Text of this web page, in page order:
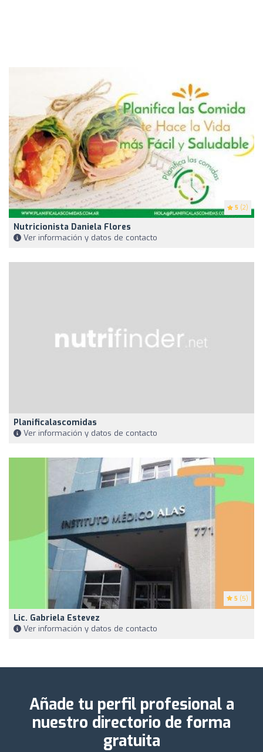
5 (2)
Nutricionista Daniela Flores
Ver información y datos de contacto
Planificalascomidas
Ver información y datos de contacto
5 (5)
Lic. Gabriela Estevez
Ver información y datos de contacto
Añade tu perfil profesional a
nuestro directorio de forma
gratuita